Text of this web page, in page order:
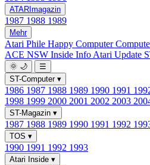
ATARImagazin
1987 1988 1989
Mehr
Atari Phile Happy Computer
ACE NSW Inside Info Atari Update
🌞 🌙
☰
ST-Computer ▾
1986 1987 1988 1989 1990 1991
1998 1999 2000 2001 2002 2003
ST-Magazin ▾
1987 1988 1989 1990 1991 1992
TOS ▾
1990 1991 1992 1993
Atari Inside ▾